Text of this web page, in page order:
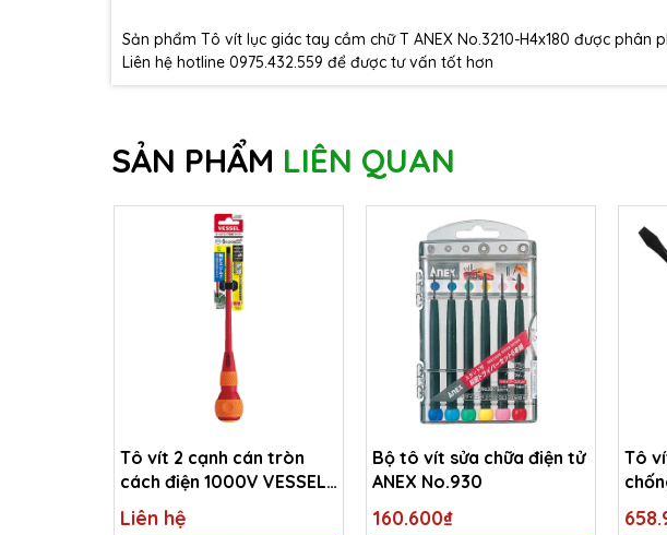
Sản phẩm Tô vít lục giác tay cầm chữ T ANEX No.3210-H4x180 được phân
Liên hệ hotline 0975.432.559 để được tư vấn tốt hơn
SẢN PHẨM LIÊN QUAN
Tô vít 2 cạnh cán tròn
cách điện 1000V VESSEL
200-6x1.0x150
Liên hệ
Bộ tô vít sửa chữa điện tử
ANEX No.930
160.600₫
Tô